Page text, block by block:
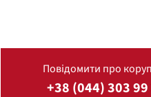
Повідомити про
+38 (044) 303 99